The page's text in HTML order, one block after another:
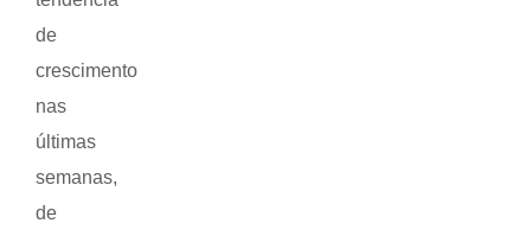
de
crescimento
nas
últimas
semanas,
de